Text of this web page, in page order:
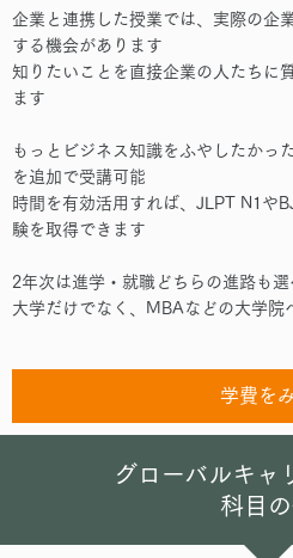
企業と連携した授業では、実際の企
する機会があります
知りたいことを直接企業の人たちに
ます
もっとビジネス知識をふやしたかっ
を追加で受講可能
時間を有効活用すれば、JLPT N1や
験を取得できます
2年次は進学・就職どちらの進路も選
大学だけでなく、MBAなどの大学院
学費を
グローバルキ
科目の